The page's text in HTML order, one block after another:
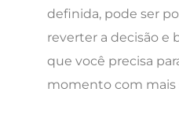
definida, pode ser
reverter a decisão e
que você precisa
momento com mais